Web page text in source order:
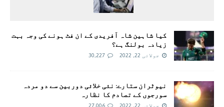
کیا شاہین شاہ آفریدی کے ان فٹ ہونے کی وجہ بہت
زیادہ بولنگ ہے؟
جولائی 22, 2022 30,227
نیوٹران ستارے: نئی خلائی دوربین سے دو مردہ
سورجوں کے تصادم کا نظارہ
جولائی 22, 2022 27,006